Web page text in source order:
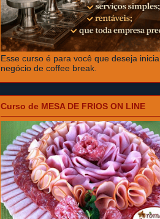
Esse curso é para você que deseja
negócio de coffee break.
Curso de MESA DE FRIOS ON LINE